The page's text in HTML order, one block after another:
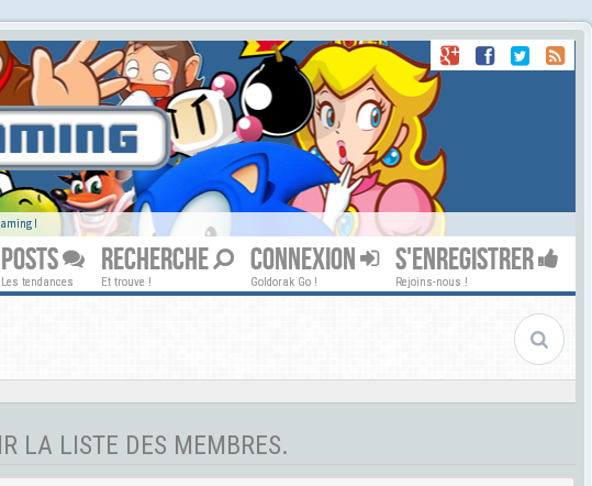
!
POSTS
Les tendances
RECHERCHE
Et trouve !
CONNEXION
Goldorak Go !
S'ENREGISTRER
Rejoins-nous !
LA LISTE DES MEMBRES.